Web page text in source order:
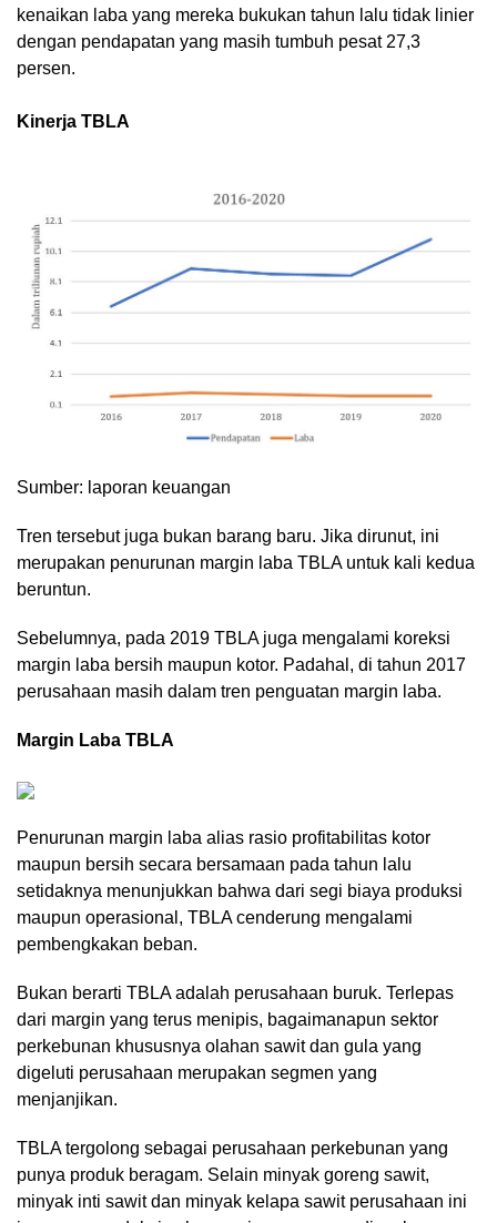
kenaikan laba yang mereka bukukan tahun lalu tidak linier
dengan pendapatan yang masih tumbuh pesat 27,3
persen.
Kinerja TBLA
Sumber: laporan keuangan
Tren tersebut juga bukan barang baru. Jika dirunut, ini
merupakan penurunan margin laba TBLA untuk kali kedua
beruntun.
Sebelumnya, pada 2019 TBLA juga mengalami koreksi
margin laba bersih maupun kotor. Padahal, di tahun 2017
perusahaan masih dalam tren penguatan margin laba.
Margin Laba TBLA
Penurunan margin laba alias rasio profitabilitas kotor
maupun bersih secara bersamaan pada tahun lalu
setidaknya menunjukkan bahwa dari segi biaya produksi
maupun operasional, TBLA cenderung mengalami
pembengkakan beban.
Bukan berarti TBLA adalah perusahaan buruk. Terlepas
dari margin yang terus menipis, bagaimanapun sektor
perkebunan khususnya olahan sawit dan gula yang
digeluti perusahaan merupakan segmen yang
menjanjikan.
TBLA tergolong sebagai perusahaan perkebunan yang
punya produk beragam. Selain minyak goreng sawit,
minyak inti sawit dan minyak kelapa sawit perusahaan ini